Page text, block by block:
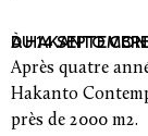
DU 14
À HAKANTO
Après quatre
Hakanto
près de 2000 m2.